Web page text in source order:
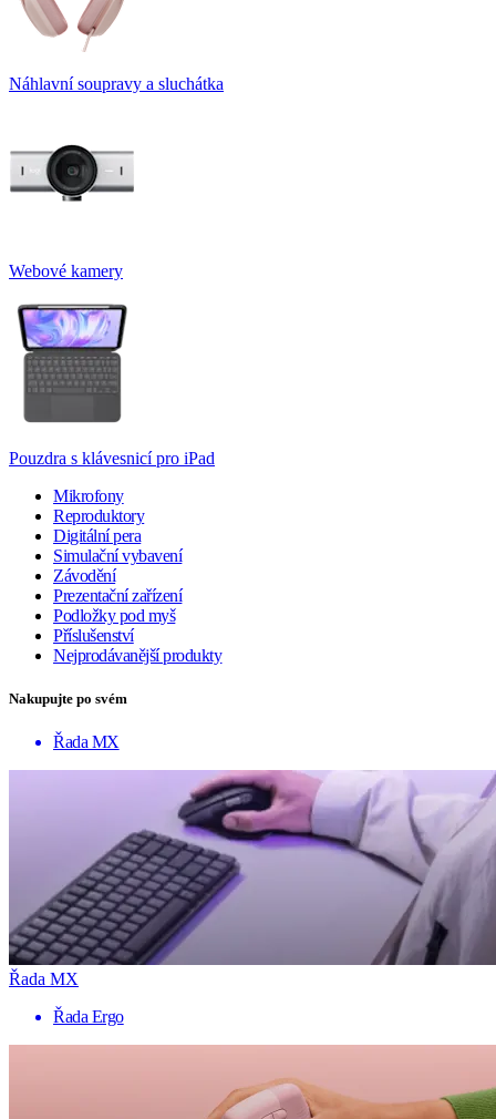
Náhlavní soupravy a sluchátka
Webové kamery
Pouzdra s klávesnicí pro iPad
Mikrofony
Reproduktory
Digitální pera
Simulační vybavení
Závodění
Prezentační zařízení
Podložky pod myš
Příslušenství
Nejprodávanější produkty
Nakupujte po svém
Řada MX
Řada MX
Řada Ergo